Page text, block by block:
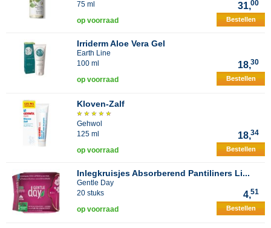
75 ml
31,00
op voorraad Bestellen
Irriderm Aloe Vera Gel
Earth Line
100 ml
18,30
op voorraad Bestellen
Kloven-Zalf
Gehwol
125 ml
18,34
op voorraad Bestellen
Inlegkruisjes Absorberend Pantiliners Li...
Gentle Day
20 stuks
4,51
op voorraad Bestellen